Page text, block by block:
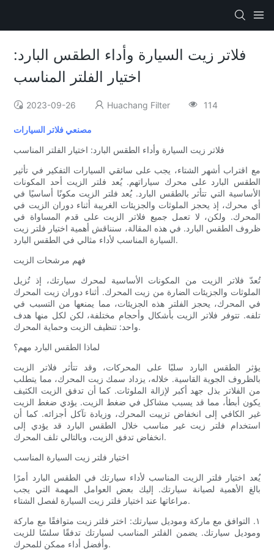
فلاتر زيت السيارة وأداء الطقس البارد:
اختيار الفلتر المناسب
2023-09-26 Huachang Filter 114
مصنعي فلاتر السيارات
فلاتر زيت السيارة وأداء الطقس البارد: اختيار الفلتر المناسب
مع اقتراب أشهر الشتاء، يجب على سائقي السيارات التفكير في تأثير
الطقس البارد على محرك سياراتهم. يُعد فلتر الزيت أحد المكونات
الأساسية التي تتأثر بالطقس البارد. يُعد فلتر الزيت مكونًا أساسيًا في
أي محرك، إذ يحجز الملوثات والجزيئات الغريبة أثناء دوران الزيت في
المحرك. ولكن، لا تعمل جميع فلاتر الزيت على قدم المساواة في
ظروف الطقس البارد. في هذه المقالة، سنناقش أهمية اختيار فلتر زيت
السيارة المناسب لأداء مثالي في الطقس البارد.
فهم مرشحات الزيت
تُعدّ فلاتر الزيت من المكونات الأساسية لمحرك سيارتك، إذ تُزيل
الملوثات والجزيئات الضارة من زيت المحرك. أثناء دوران زيت المحرك
في المحرك، يحجز الفلتر هذه الجزيئات، مما يمنعها من التسبب في
تلفه. تتوفر فلاتر الزيت بأشكال وأحجام مختلفة، لكن لكل منها هدف
واحد: تنظيف الزيت وحماية المحرك.
لماذا الطقس البارد مهم؟
يؤثر الطقس البارد سلبًا على المحركات، وقد تتأثر فلاتر الزيت
بالظروف الجوية القاسية. خلاله، يزداد سمك زيت المحرك، مما يتطلب
من الفلاتر بذل جهد أكبر لإزالة الملوثات. كما أن تدفق الزيت الكثيف
يكون أبطأ، مما قد يسبب مشاكل في ضغط الزيت. يؤدي ضغط الزيت
غير الكافي إلى انخفاض تزييت المحرك، وزيادة تآكل أجزائه. كما أن
استخدام فلتر زيت غير مناسب خلال الطقس البارد قد يؤدي إلى
انخفاض تدفق الزيت، وبالتالي تلف المحرك.
اختيار فلتر زيت السيارة المناسب
يُعد اختيار فلتر الزيت المناسب لأداء سيارتك في الطقس البارد أمرًا
بالغ الأهمية لصيانة سيارتك. إليك بعض العوامل المهمة التي يجب
مراعاتها عند اختيار فلتر زيت السيارة لفصل الشتاء.
١. التوافق مع ماركة وموديل سيارتك: اختر فلتر زيت متوافقًا مع ماركة
وموديل سيارتك. يضمن الفلتر المناسب لسيارتك تدفقًا سلسًا للزيت
وأفضل أداء ممكن للمحرك.